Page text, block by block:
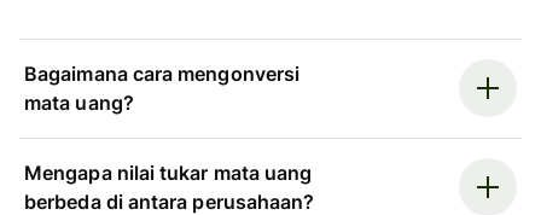
Bagaimana cara mengonversi
mata uang?
Mengapa nilai tukar mata uang
berbeda di antara perusahaan?